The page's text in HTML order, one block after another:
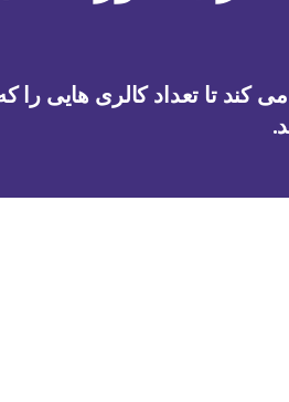
کند تا تعداد کالری هایی را